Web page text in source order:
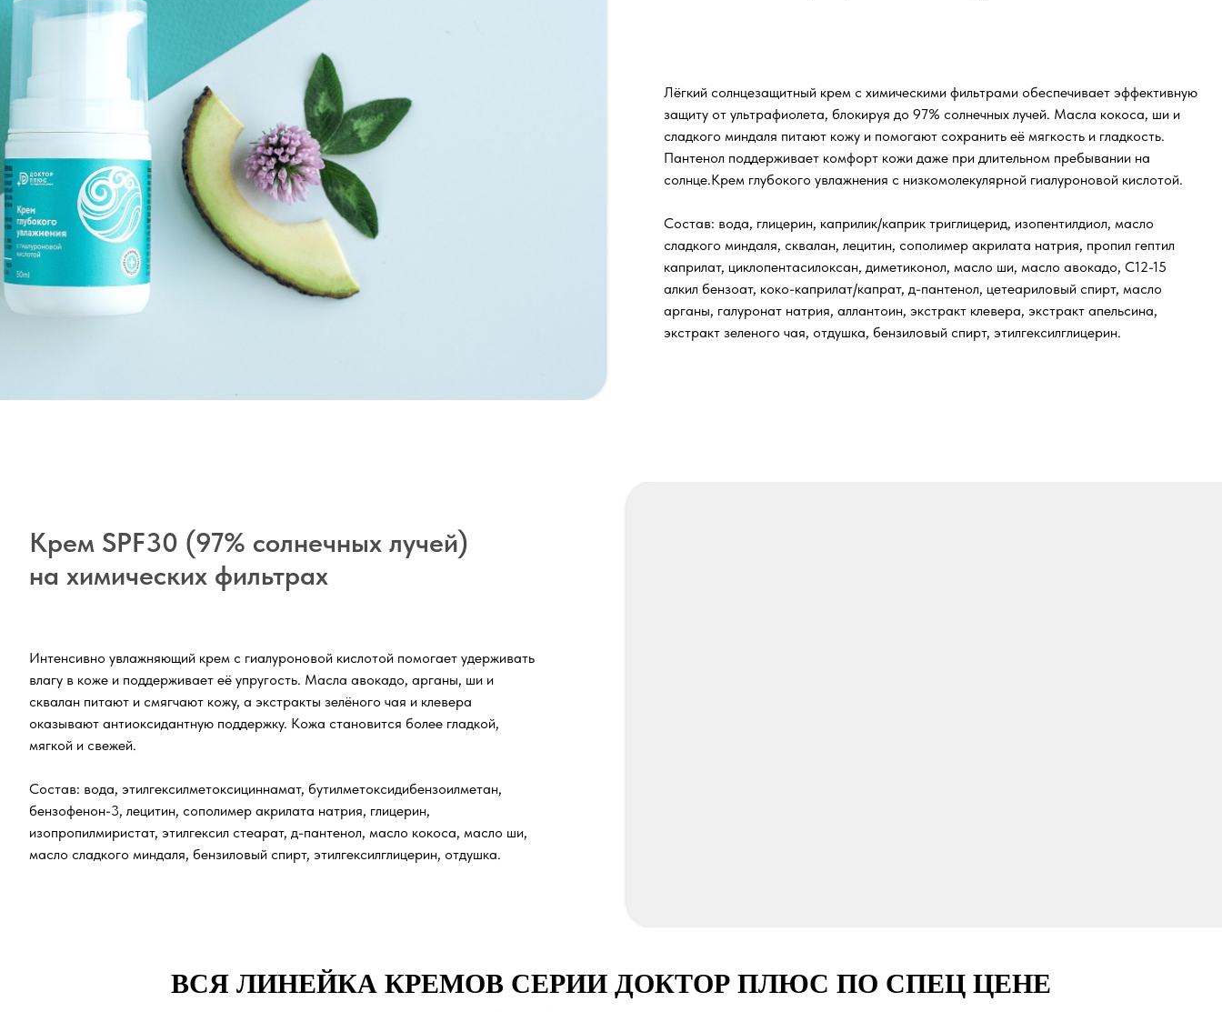
Лёгкий солнцезащитный крем с химическими фильтрами обеспечивает эффективную
защиту от ультрафиолета, блокируя до 97% солнечных лучей. Масла кокоса, ши и
сладкого миндаля питают кожу и помогают сохранить её мягкость и гладкость.
Пантенол поддерживает комфорт кожи даже при длительном пребывании на
солнце.Крем глубокого увлажнения с низкомолекулярной гиалуроновой кислотой.
Состав: вода, глицерин, каприлик/каприк триглицерид, изопентилдиол, масло
сладкого миндаля, сквалан, лецитин, сополимер акрилата натрия, пропил гептил
каприлат, циклопентасилоксан, диметиконол, масло ши, масло авокадо, С12-15
алкил бензоат, коко-каприлат/капрат, д-пантенол, цетеариловый спирт, масло
арганы, галуронат натрия, аллантоин, экстракт клевера, экстракт апельсина,
экстракт зеленого чая, отдушка, бензиловый спирт, этилгексилглицерин.
Крем SPF30 (97% солнечных лучей)
на химических фильтрах
Интенсивно увлажняющий крем с гиалуроновой кислотой помогает удерживать
влагу в коже и поддерживает её упругость. Масла авокадо, арганы, ши и
сквалан питают и смягчают кожу, а экстракты зелёного чая и клевера
оказывают антиоксидантную поддержку. Кожа становится более гладкой,
мягкой и свежей.
Состав: вода, этилгексилметоксициннамат, бутилметоксидибензоилметан,
бензофенон-3, лецитин, сополимер акрилата натрия, глицерин,
изопропилмиристат, этилгексил стеарат, д-пантенол, масло кокоса, масло ши,
масло сладкого миндаля, бензиловый спирт, этилгексилглицерин, отдушка.
ВСЯ ЛИНЕЙКА КРЕМОВ СЕРИИ ДОКТОР ПЛЮС ПО СПЕЦ ЦЕНЕ